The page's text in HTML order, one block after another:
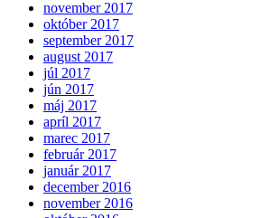
november 2017
október 2017
september 2017
august 2017
júl 2017
jún 2017
máj 2017
apríl 2017
marec 2017
február 2017
január 2017
december 2016
november 2016